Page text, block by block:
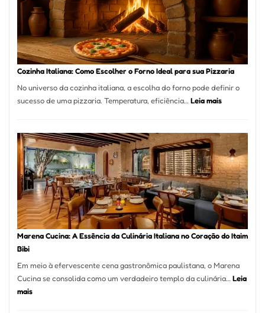
Lugar
para
Comer?
Este
Portal
Resolver
Isso
Cozinha Italiana: Como Escolher o Forno Ideal para sua Pizzaria
No universo da cozinha italiana, a escolha do forno pode definir o
sucesso de uma pizzaria. Temperatura, eficiência…Leia mais:
Como
Escolher
o
Forno
Ideal
para
sua
Pizzaria
Marena Cucina: A Essência da Culinária Italiana no Coração do Itaim
Bibi
Em meio à efervescente cena gastronômica paulistana, o Marena
Cucina se consolida como um verdadeiro templo da culinária… Leia
mais: